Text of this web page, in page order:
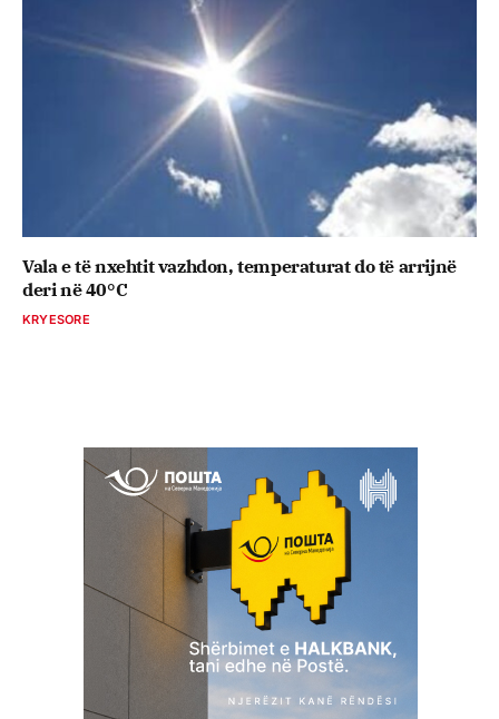
Vala e të nxehtit vazhdon, temperaturat do të arrijnë
deri në 40°C
KRYESORE